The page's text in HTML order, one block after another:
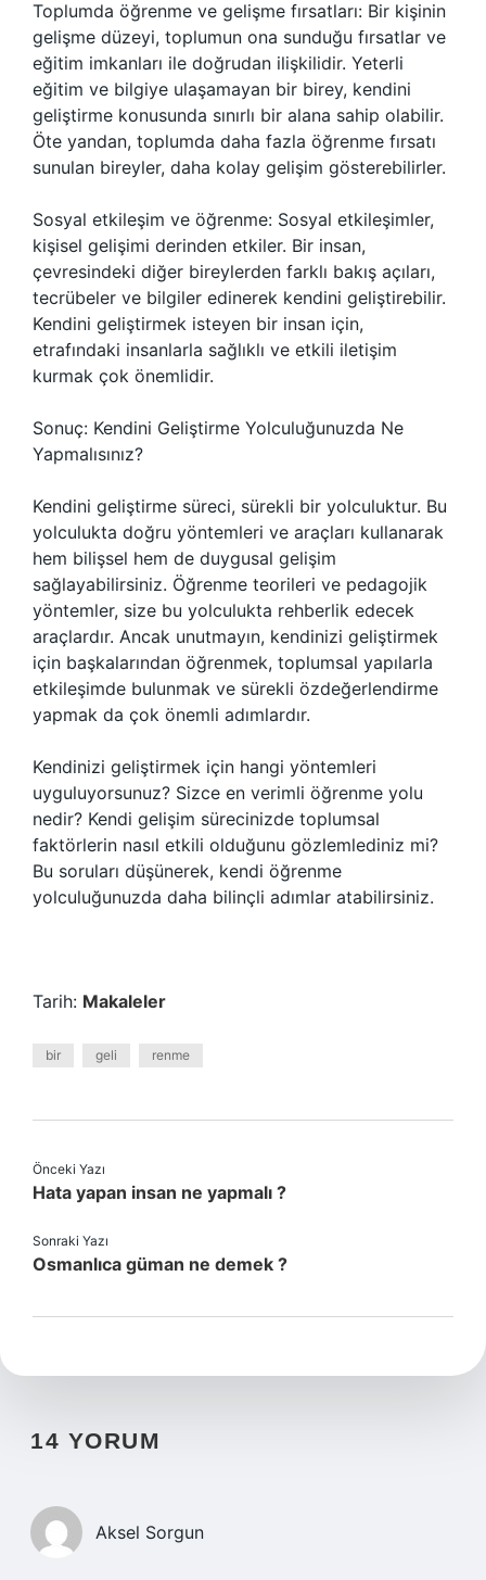
Toplumda öğrenme ve gelişme fırsatları: Bir kişinin
gelişme düzeyi, toplumun ona sunduğu fırsatlar ve
eğitim imkanları ile doğrudan ilişkilidir. Yeterli
eğitim ve bilgiye ulaşamayan bir birey, kendini
geliştirme konusunda sınırlı bir alana sahip olabilir.
Öte yandan, toplumda daha fazla öğrenme fırsatı
sunulan bireyler, daha kolay gelişim gösterebilirler.
Sosyal etkileşim ve öğrenme: Sosyal etkileşimler,
kişisel gelişimi derinden etkiler. Bir insan,
çevresindeki diğer bireylerden farklı bakış açıları,
tecrübeler ve bilgiler edinerek kendini geliştirebilir.
Kendini geliştirmek isteyen bir insan için,
etrafındaki insanlarla sağlıklı ve etkili iletişim
kurmak çok önemlidir.
Sonuç: Kendini Geliştirme Yolculuğunuzda Ne
Yapmalısınız?
Kendini geliştirme süreci, sürekli bir yolculuktur. Bu
yolculukta doğru yöntemleri ve araçları kullanarak
hem bilişsel hem de duygusal gelişim
sağlayabilirsiniz. Öğrenme teorileri ve pedagojik
yöntemler, size bu yolculukta rehberlik edecek
araçlardır. Ancak unutmayın, kendinizi geliştirmek
için başkalarından öğrenmek, toplumsal yapılarla
etkileşimde bulunmak ve sürekli özdeğerlendirme
yapmak da çok önemli adımlardır.
Kendinizi geliştirmek için hangi yöntemleri
uyguluyorsunuz? Sizce en verimli öğrenme yolu
nedir? Kendi gelişim sürecinizde toplumsal
faktörlerin nasıl etkili olduğunu gözlemlediniz mi?
Bu soruları düşünerek, kendi öğrenme
yolculuğunuzda daha bilinçli adımlar atabilirsiniz.
Tarih: Makaleler
bir geli renme
Önceki Yazı
Hata yapan insan ne yapmalı ?
Sonraki Yazı
Osmanlıca güman ne demek ?
14 YORUM
Aksel Sorgun